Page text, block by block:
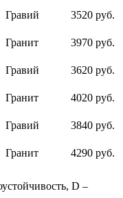
Гравий 3520 руб.
Гранит 3970 руб.
Гравий 3620 руб.
Гранит 4020 руб.
Гравий 3840 руб.
Гранит
4290 руб.
D –